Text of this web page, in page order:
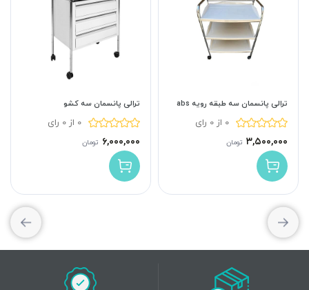
ترالی پانسمان سه طبقه رویه abs
0 از 0 رای
۳,۵۰۰,۰۰۰ تومان
ترالی پانسمان سه کشو
0 از 0 رای
۶,۰۰۰,۰۰۰ تومان